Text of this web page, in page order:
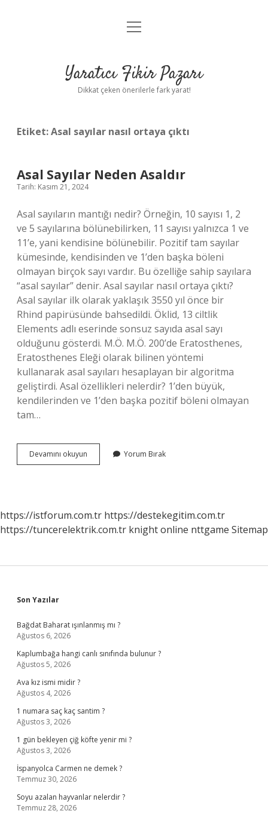
Anasayfa
Yasal Uyarı
menüyü
Yaratıcı Fikir Pazarı
Dikkat çeken önerilerle fark yarat!
Etiket:Asal sayılar nasıl ortaya çıktı
Asal Sayılar Neden Asaldır
Tarih: Kasım 21, 2024
Asal sayıların mantığı nedir? Örneğin, 10 sayısı 1, 2
ve 5 sayılarına bölünebilirken, 11 sayısı yalnızca 1 ve
11’e, yani kendisine bölünebilir. Pozitif tam sayılar
kümesinde, kendisinden ve 1’den başka böleni
olmayan birçok sayı vardır. Bu özelliğe sahip sayılara
“asal sayılar” denir. Asal sayılar nasıl ortaya çıktı?
Asal sayılar ilk olarak yaklaşık 3550 yıl önce bir
Rhind papirüsünde bahsedildi. Öklid, 13 ciltlik
Elements adlı eserinde sonsuz sayıda asal sayı
olduğunu gösterdi. M.Ö. M.Ö. 200’de Eratosthenes,
Eratosthenes Eleği olarak bilinen yöntemi
kullanarak asal sayıları hesaplayan bir algoritma
geliştirdi. Asal özellikleri nelerdir? 1’den büyük,
kendilerinden ve 1’den başka pozitif böleni olmayan
tam…
Devamını okuyun
Sayılar
Yorum Bırak
https://istforum.com.tr https://destekegitim.com.tr
https://tuncerelektrik.com.tr knight online nttgame Sitemap
Sidebar
Son Yazılar
Bağdat Baharat ışınlanmış mı ?
Ağustos 6, 2026
Kaplumbağa hangi canlı sınıfında bulunur ?
Ağustos 5, 2026
Ava kız ismi midir ?
Ağustos 4, 2026
1 numara saç kaç santim ?
Ağustos 3, 2026
1 gün bekleyen çiğ köfte yenir mi ?
Ağustos 3, 2026
İspanyolca Carmen ne demek ?
Temmuz 30, 2026
Soyu azalan hayvanlar nelerdir ?
Temmuz 28, 2026